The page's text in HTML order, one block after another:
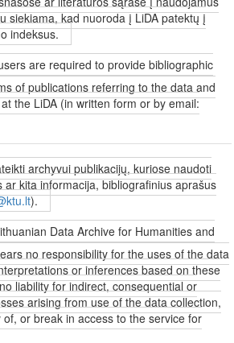
siekiama, kad nuoroda į LiDA patektų į
indeksus.
are required to provide bibliographic
of publications referring to the data and
the LiDA (in written form or by email:
archyvui publikacijų, kuriose naudoti
ar kita informacija, bibliografinius aprašus
).
Data Archive for Humanities and
no responsibility for the uses of the data
or inferences based on these
liability for indirect, consequential or
arising from use of the data collection,
or break in access to the service for